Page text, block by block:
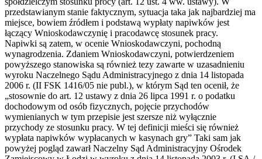
przedstawianym stanie faktycznym, sytuacja taka jak najbardziej ma
miejsce, bowiem źródłem i podstawą wypłaty napiwków jest
łączący Wnioskodawczynię i pracodawcę stosunek pracy.
Napiwki są zatem, w ocenie Wnioskodawczyni, pochodną
wynagrodzenia. Zdaniem Wnioskodawczyni, potwierdzeniem
powyższego stanowiska są również tezy zawarte w uzasadnieniu
wyroku Naczelnego Sądu Administracyjnego z dnia 14 listopada
2006 r. (II FSK 1416/05 nie publ.), w którym Sąd ten ocenił, że
„stosownie do art. 12 ustawy z dnia 26 lipca 1991 r. o podatku
dochodowym od osób fizycznych, pojęcie przychodów
wymienianych w tym przepisie jest szersze niż wyłącznie
przychody ze stosunku pracy. W tej definicji mieści się również
wypłata napiwków wypłacanych w kasynach gry” Taki sam jak
powyżej pogląd zawarł Naczelny Sąd Administracyjny Ośrodek